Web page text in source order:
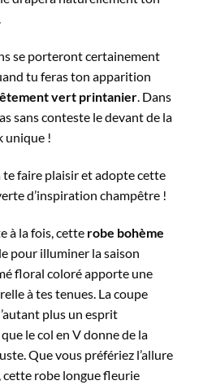
se porteront certainement
tu feras ton apparition
vert printanier. Dans
sans conteste le devant de la
unique !
te faire plaisir et adopte cette
d’inspiration champêtre !
à la fois, cette robe bohème
pour illuminer la saison
floral coloré apporte une
à tes tenues. La coupe
plus un esprit
le col en V donne de la
Que vous préfériez l’allure
cette robe longue fleurie